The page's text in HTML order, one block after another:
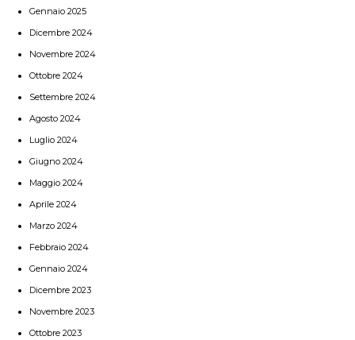
Gennaio 2025
Dicembre 2024
Novembre 2024
Ottobre 2024
Settembre 2024
Agosto 2024
Luglio 2024
Giugno 2024
Maggio 2024
Aprile 2024
Marzo 2024
Febbraio 2024
Gennaio 2024
Dicembre 2023
Novembre 2023
Ottobre 2023